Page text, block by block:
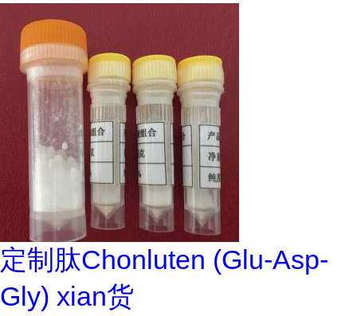
定制肽Chonluten (Glu-Asp-
Gly) xian货